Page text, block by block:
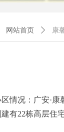
网站首页 ꄲ 康
区情况：广安·
有22栋高层住